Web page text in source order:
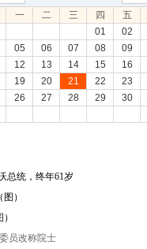
一 二 三 四
五
01
02
05 06 07 08
09
12 13 14 15
16
19 20 21 22
23
26 27 28 29 30
总统，终年61岁
）
员改称院士